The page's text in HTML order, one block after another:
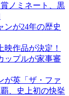
ノミネート、黒
ンが24年の歴史
作品が決定！
ップルが家事審
が英「ザ・ファ
、史上初の快挙